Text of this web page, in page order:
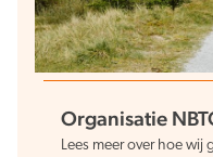
Lusten en lasten in
Organisatie
Lees meer over hoe wij